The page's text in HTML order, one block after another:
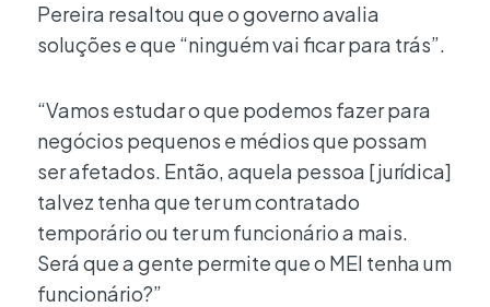
Pereira resaltou que o governo avalia
soluções e que “ninguém vai ficar para trás”.
“Vamos estudar o que podemos fazer para
negócios pequenos e médios que possam
ser afetados. Então, aquela pessoa [jurídica]
talvez tenha que ter um contratado
temporário ou ter um funcionário a mais.
Será que a gente permite que o MEI tenha um
funcionário?”